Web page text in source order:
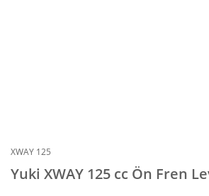
XWAY 125
Yuki XWAY 125 cc Ön Fren